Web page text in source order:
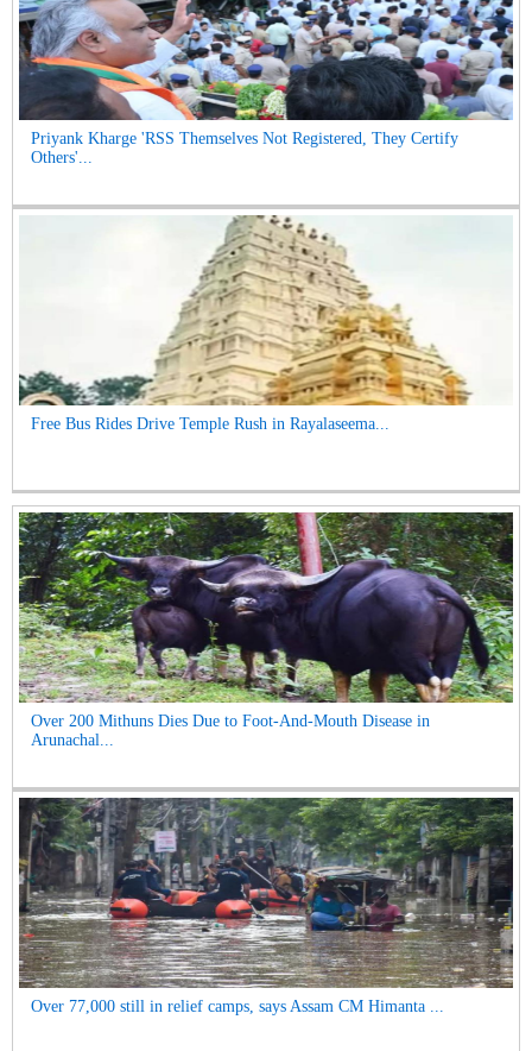
Priyank Kharge 'RSS Themselves Not Registered, They Certify
Others'...
Free Bus Rides Drive Temple Rush in Rayalaseema...
Over 200 Mithuns Dies Due to Foot-And-Mouth Disease in
Arunachal...
Over 77,000 still in relief camps, says Assam CM Himanta ...